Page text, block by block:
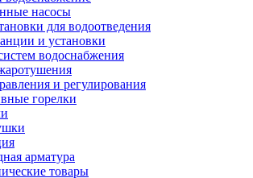
насосы
для водоотведения
и установки
водоснабжения
и регулирования
горелки
арматура
товары